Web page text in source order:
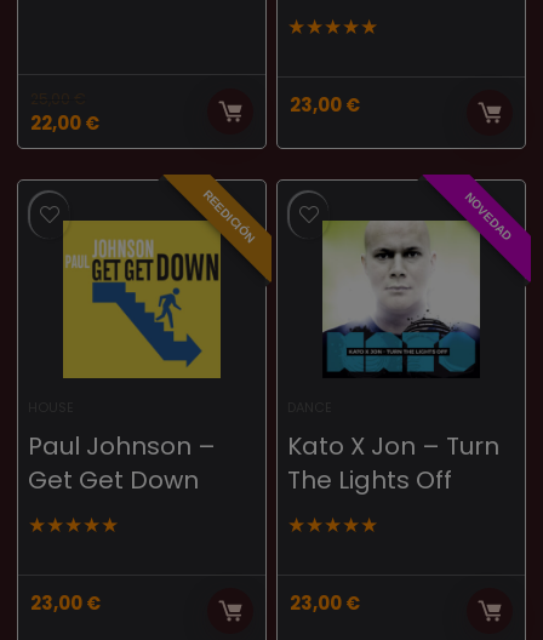
25,00 €
22,00€
★★★★★
23,00€
REEDICIÓN
Paul Johnson –
Get Get Down
★★★★★
23,00€
NOVEDAD
Kato X Jon – Turn
The Lights Off
★★★★★
23,00€